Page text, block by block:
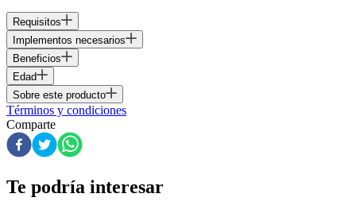
Requisitos
Implementos necesarios
Beneficios
Edad
Sobre este producto
Términos y condiciones
Comparte
Te podría interesar